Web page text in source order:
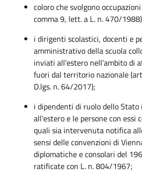
coloro che svolgono
comma 9, lett. a L. n. 470/
i dirigenti scolastici, docenti e
amministrativo della scuola
inviati all’estero nell’ambito di
fuori dal territorio nazionale
D.lgs. n. 64/2017);
i dipendenti di ruolo dello Stato
all’estero e le persone con essi
quali sia intervenuta notifica
sensi delle convenzioni di
diplomatiche e consolari del
ratificate con L. n. 804/1967;